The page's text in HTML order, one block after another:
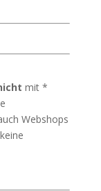
mit *
Webshops